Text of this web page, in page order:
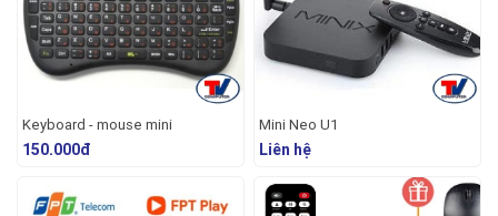
Keyboard - mouse mini
150.000đ
Mini Neo U1
Liên hệ